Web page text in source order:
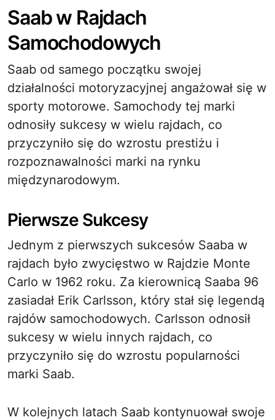
Saab w Rajdach
Samochodowych
Saab od samego początku swojej
działalności motoryzacyjnej angażował się w
sporty motorowe. Samochody tej marki
odnosiły sukcesy w wielu rajdach, co
przyczyniło się do wzrostu prestiżu i
rozpoznawalności marki na rynku
międzynarodowym.
Pierwsze Sukcesy
Jednym z pierwszych sukcesów Saaba w
rajdach było zwycięstwo w Rajdzie Monte
Carlo w 1962 roku. Za kierownicą Saaba 96
zasiadał Erik Carlsson, który stał się legendą
rajdów samochodowych. Carlsson odnosił
sukcesy w wielu innych rajdach, co
przyczyniło się do wzrostu popularności
marki Saab.
W kolejnych latach Saab kontynuował swoje